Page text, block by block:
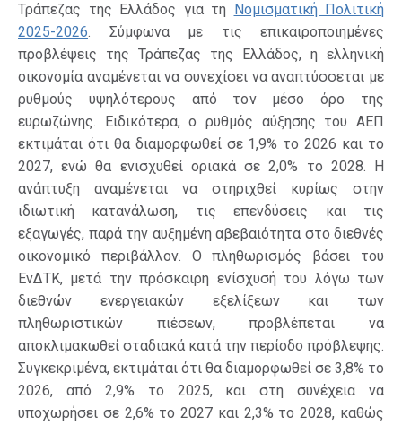
Τράπεζας της Ελλάδος για τη Νομισματική Πολιτική
2025-2026. Σύμφωνα με τις επικαιροποιημένες
προβλέψεις της Τράπεζας της Ελλάδος, η ελληνική
οικονομία αναμένεται να συνεχίσει να αναπτύσσεται με
ρυθμούς υψηλότερους από τον μέσο όρο της
ευρωζώνης. Ειδικότερα, ο ρυθμός αύξησης του ΑΕΠ
εκτιμάται ότι θα διαμορφωθεί σε 1,9% το 2026 και το
2027, ενώ θα ενισχυθεί οριακά σε 2,0% το 2028. Η
ανάπτυξη αναμένεται να στηριχθεί κυρίως στην
ιδιωτική κατανάλωση, τις επενδύσεις και τις
εξαγωγές, παρά την αυξημένη αβεβαιότητα στο διεθνές
οικονομικό περιβάλλον. Ο πληθωρισμός βάσει του
ΕνΔΤΚ, μετά την πρόσκαιρη ενίσχυσή του λόγω των
διεθνών ενεργειακών εξελίξεων και των
πληθωριστικών πιέσεων, προβλέπεται να
αποκλιμακωθεί σταδιακά κατά την περίοδο πρόβλεψης.
Συγκεκριμένα, εκτιμάται ότι θα διαμορφωθεί σε 3,8% το
2026, από 2,9% το 2025, και στη συνέχεια να
υποχωρήσει σε 2,6% το 2027 και 2,3% το 2028, καθώς